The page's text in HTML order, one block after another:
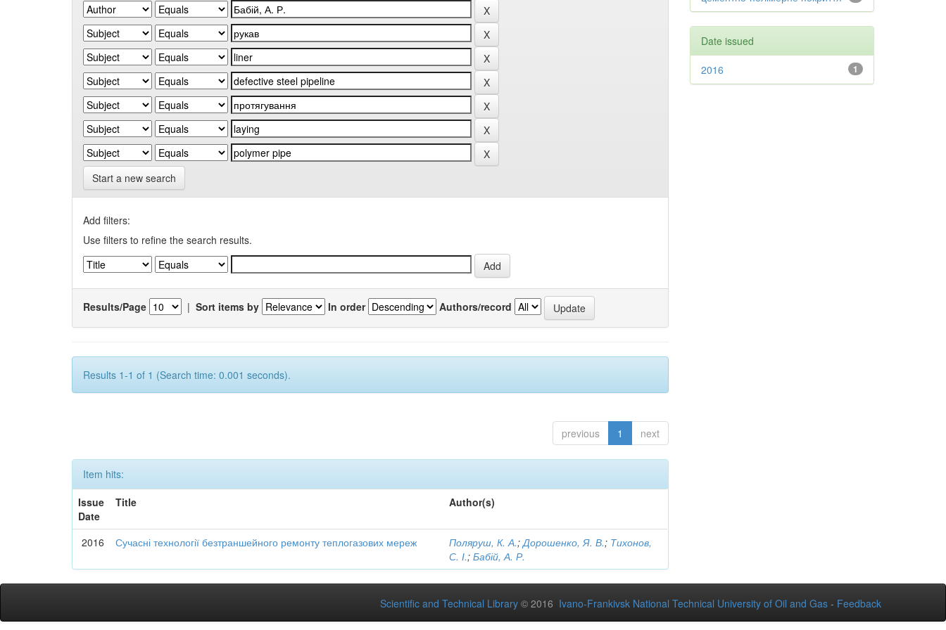
Start a new search
Add filters:
Use filters to refine the search results.
Results/Page | Sort items by In order Authors/record
Results 1-1 of 1 (Search time: 0.001 seconds).
previous 1 next
Item hits:
Issue
Date
Title Author(s)
2016 Сучасні технології безтраншейного ремонту теплогазових мереж Поляруш, К. А.;Дорошенко, Я. В.; Тихонов,
С. І.;Бабій, А. Р.
Date issued
1
2016
Scientific and Technical Library © 2016 Ivano-Frankivsk National Technical University of Oil and Gas - Feedback